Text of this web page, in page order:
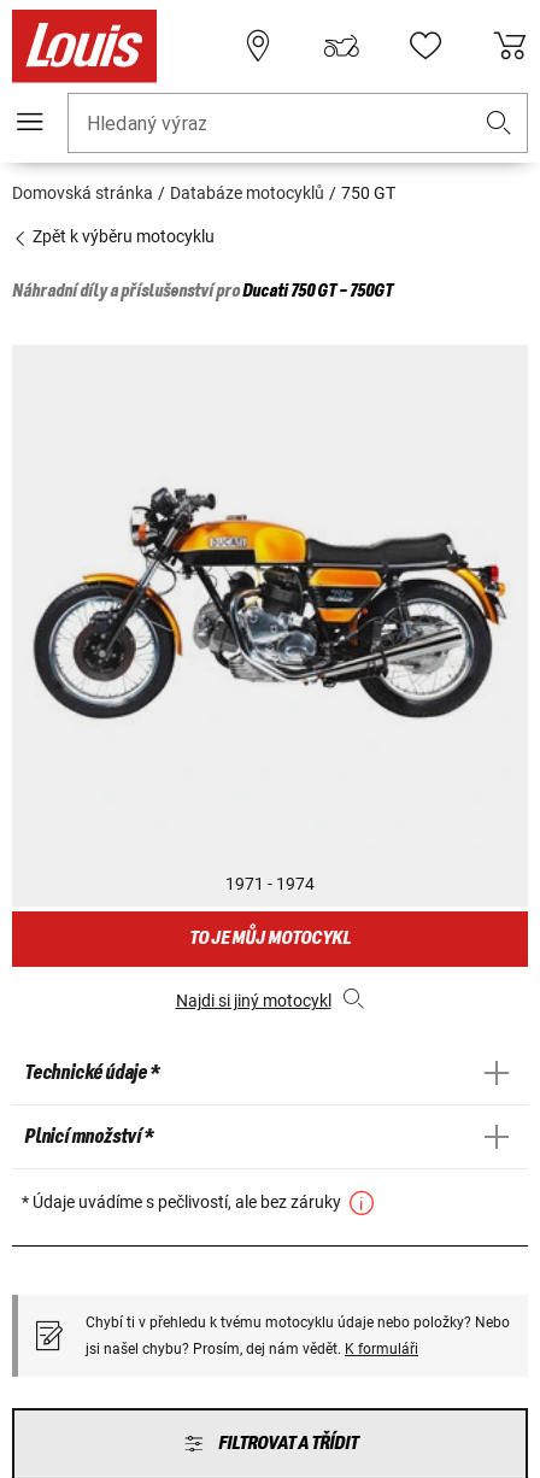
Hledaný výraz
Domovská stránka Databáze motocyklů 750 GT
Zpět k výběru motocyklu
Náhradní díly a příslušenství proDucati750 GT - 750GT
1971 - 1974
TO JE MŮJ MOTOCYKL
Najdi si jiný motocykl
Technické údaje *
Plnicí množství *
* Údaje uvádíme s pečlivostí, ale bez záruky
Chybí ti v přehledu k tvému motocyklu údaje nebo položky? Nebo
jsi našel chybu? Prosím, dej nám vědět. K formuláři
FILTROVAT A TŘÍDIT